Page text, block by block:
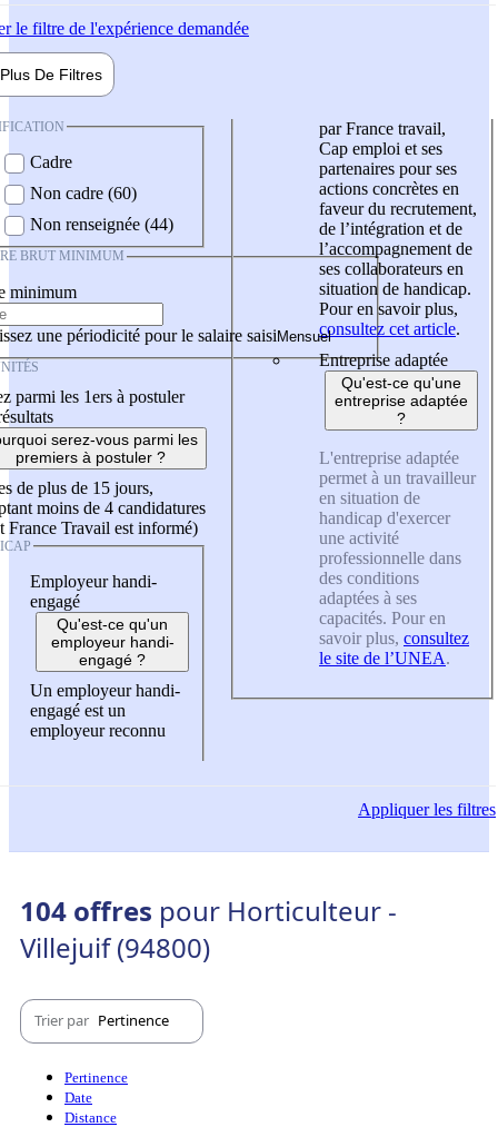
le filtre de l'expérience demandée
Plus De Filtres
Cadre
Non cadre (60)
Non renseignée (44)
BRUT MINIMUM
minimum
une périodicité pour le salaire saisi
parmi les 1ers à postuler
serez-vous parmi les
premiers à postuler ?
de plus de 15 jours,
moins de 4 candidatures
France Travail est informé)
Employeur handi-
engagé
Qu'est-ce qu'un
employeur handi-
engagé ?
Un employeur handi-
engagé est un
employeur reconnu
par France travail,
Cap emploi et ses
partenaires pour ses
actions concrètes en
faveur du recrutement,
de l’intégration et de
l’accompagnement de
ses collaborateurs en
situation de handicap.
Pour en savoir plus,
consultez cet article.
Entreprise adaptée
Qu'est-ce qu'une
entreprise adaptée
?
L'entreprise adaptée
permet à un travailleur
en situation de
handicap d'exercer
une activité
professionnelle dans
des conditions
adaptées à ses
capacités. Pour en
savoir plus, consultez
le site de l’UNEA.
Appliquerles filtres
104 offres pour Horticulteur -
Villejuif (94800)
Trier par Pertinence
Pertinence
Date
Distance